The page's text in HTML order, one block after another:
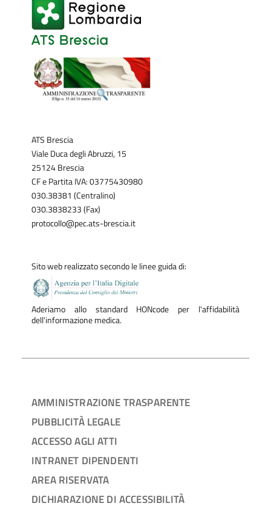
ATS Brescia
Viale Duca degli Abruzzi, 15
25124 Brescia
CF e Partita IVA: 03775430980
030.38381 (Centralino)
030.3838233 (Fax)
protocollo@pec.ats-brescia.it
Sito web realizzato secondo le linee guida di:
Aderiamo allo standard HONcode per l'affidabilità
dell'informazione medica.
AMMINISTRAZIONE TRASPARENTE
PUBBLICITÀ LEGALE
ACCESSO AGLI ATTI
INTRANET DIPENDENTI
AREA RISERVATA
DICHIARAZIONE DI ACCESSIBILITÀ